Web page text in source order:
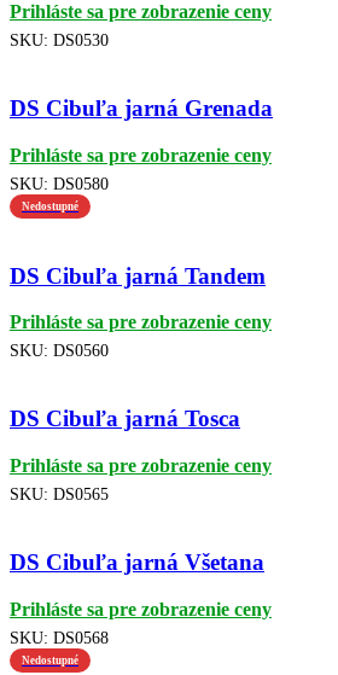
Prihláste sa pre zobrazenie ceny
SKU: DS0530
DS Cibuľa jarná Grenada
Prihláste sa pre zobrazenie ceny
SKU: DS0580
Nedostupné
DS Cibuľa jarná Tandem
Prihláste sa pre zobrazenie ceny
SKU: DS0560
DS Cibuľa jarná Tosca
Prihláste sa pre zobrazenie ceny
SKU: DS0565
DS Cibuľa jarná Všetana
Prihláste sa pre zobrazenie ceny
SKU: DS0568
Nedostupné